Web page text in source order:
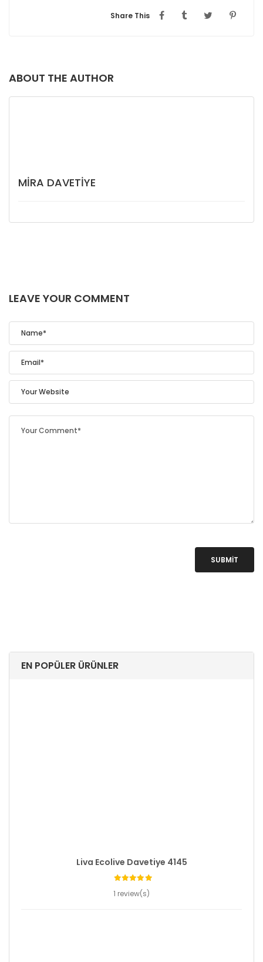
Share This
ABOUT THE AUTHOR
MIRA DAVETIYE
LEAVE YOUR COMMENT
SUBMIT
EN POPÜLER ÜRÜNLER
Liva Ecolive Davetiye 4145
1 review(s)